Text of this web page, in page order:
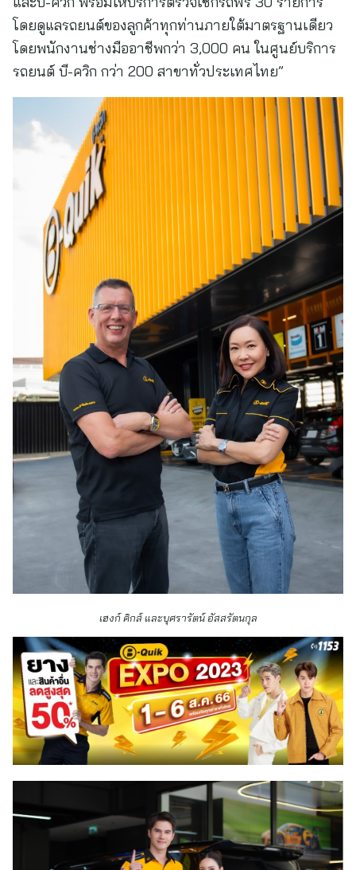
โดยดูแลรถยนต์ของลูกค้าทุกท่านภายใต้มาตรฐานเดียว
โดยพนักงานช่างมืออาชีพกว่า 3,000 คน ในศูนย์บริการ
รถยนต์ บี-ควิก กว่า 200 สาขาทั่วประเทศไทย”
เฮงก์ คิกส์ และบุศรารัตน์ อัสสรัตนกุล